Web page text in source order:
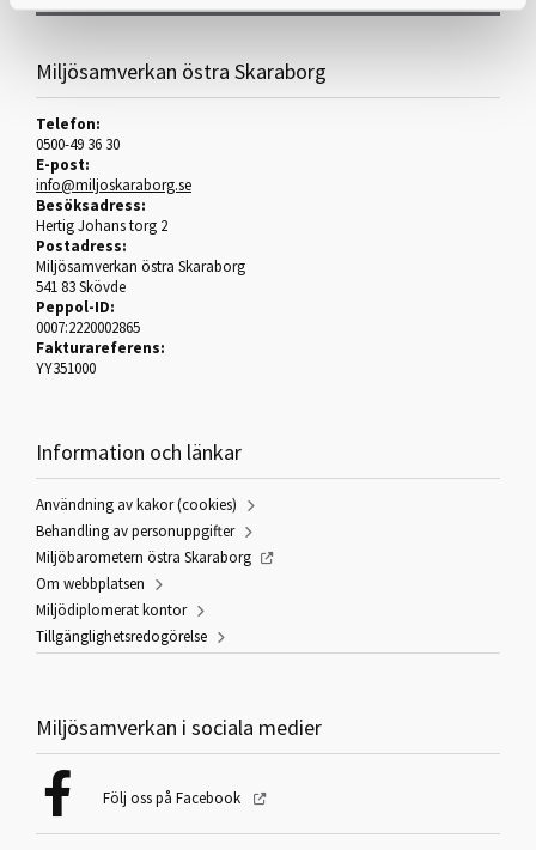
Miljösamverkan östra Skaraborg
Telefon:
0500-49 36 30
E-post:
info@miljoskaraborg.se
Besöksadress:
Hertig Johans torg 2
Postadress:
Miljösamverkan östra Skaraborg
541 83 Skövde
Peppol-ID:
0007:2220002865
Fakturareferens:
YY351000
Information och länkar
Användning av kakor (cookies)
Behandling av personuppgifter
Miljöbarometern östra Skaraborg
Om webbplatsen
Miljödiplomerat kontor
Tillgänglighetsredogörelse
Miljösamverkan i sociala medier
Följ oss på Facebook